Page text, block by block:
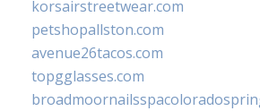
korsairstreetwear.com
petshopallston.com
avenue26tacos.com
topgglasses.com